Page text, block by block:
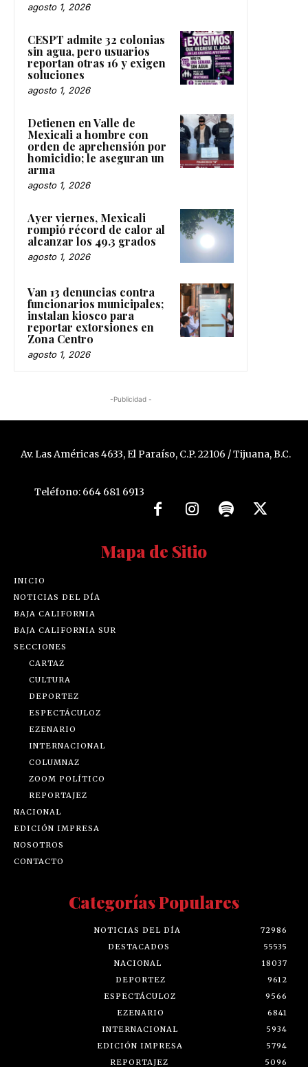
agosto 1, 2026
CESPT admite 32 colonias
sin agua, pero usuarios
reportan otras 16 y exigen
soluciones
agosto 1, 2026
Detienen en Valle de
Mexicali a hombre con
orden de aprehensión por
homicidio; le aseguran un
arma
agosto 1, 2026
Ayer viernes, Mexicali
rompió récord de calor al
alcanzar los 49.3 grados
agosto 1, 2026
Van 13 denuncias contra
funcionarios municipales;
instalan kiosco para
reportar extorsiones en
Zona Centro
agosto 1, 2026
-Publicidad -
Av. Las Américas 4633, El Paraíso, C.P. 22106 / Tijuana, B.C.
Teléfono: 664 681 6913
Mapa de Sitio
INICIO
NOTICIAS DEL DÍA
BAJA CALIFORNIA
BAJA CALIFORNIA SUR
SECCIONES
CARTAZ
CULTURA
DEPORTEZ
ESPECTÁCULOZ
EZENARIO
INTERNACIONAL
COLUMNAZ
ZOOM POLÍTICO
REPORTAJEZ
NACIONAL
EDICIÓN IMPRESA
NOSOTROS
CONTACTO
Categorías Populares
NOTICIAS DEL DÍA
72986
DESTACADOS
55535
NACIONAL
18037
DEPORTEZ
9612
ESPECTÁCULOZ
9566
EZENARIO
6841
INTERNACIONAL
5934
EDICIÓN IMPRESA
5794
REPORTAJEZ
5096